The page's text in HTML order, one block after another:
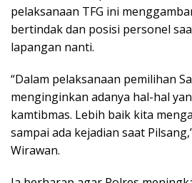
pelaksanaan TFG ini
bertindak dan posisi personel
lapangan nanti.
“Dalam pelaksanaan pemilihan
menginginkan adanya hal-hal
kamtibmas. Lebih baik kita
sampai ada kejadian saat
Wirawan.